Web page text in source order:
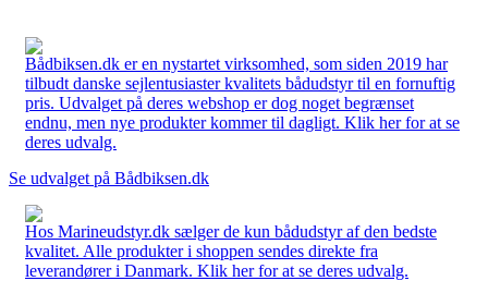
Bådbiksen.dk er en nystartet virksomhed, som siden 2019 har
tilbudt danske sejlentusiaster kvalitets bådudstyr til en fornuftig
pris. Udvalget på deres webshop er dog noget begrænset
endnu, men nye produkter kommer til dagligt. Klik her for at se
deres udvalg.
Se udvalget på Bådbiksen.dk
Hos Marineudstyr.dk sælger de kun bådudstyr af den bedste
kvalitet. Alle produkter i shoppen sendes direkte fra
leverandører i Danmark. Klik her for at se deres udvalg.